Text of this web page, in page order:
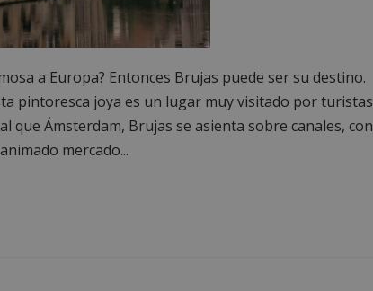
a Europa? Entonces Brujas puede ser su destino.
pintoresca joya es un lugar muy visitado por turistas
que Ámsterdam, Brujas se asienta sobre canales, con
mercado...